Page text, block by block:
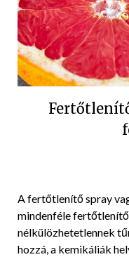
A fertőtlenítő spray
mindenféle
nélkülözhetetlennek
hozzá, a kemikáliák